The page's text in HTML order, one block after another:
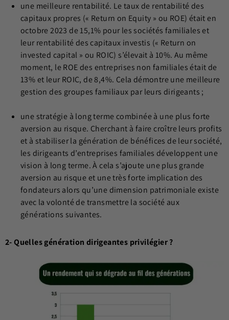
une meilleure rentabilité. Le taux de rentabilité des
capitaux propres (« Return on Equity » ou ROE) était en
octobre 2023 de 15,1% pour les sociétés familiales et
leur rentabilité des capitaux investis (« Return on
invested capital » ou ROIC) s’élevait à 10%. Au même
moment, le ROE des entreprises non familiales était de
13% et leur ROIC, de 8,4%. Cela démontre une meilleure
gestion des groupes familiaux par leurs dirigeants ;
une stratégie à long terme combinée à une plus forte
aversion au risque. Cherchant à faire croître leurs profits
et à stabiliser la génération de bénéfices de leur société,
les dirigeants d’entreprises familiales développent une
vision à long terme. À cela s’ajoute une plus grande
aversion au risque et une très forte implication des
fondateurs alors qu’une dimension patrimoniale existe
avec la volonté de transmettre la société aux
générations suivantes.
2- Quelles génération dirigeantes privilégier ?